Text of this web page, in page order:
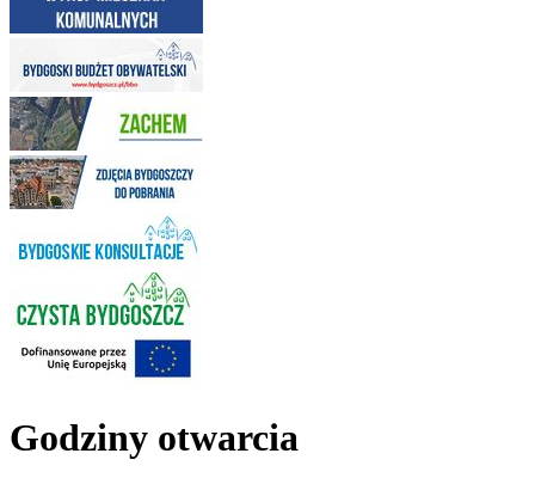
Godziny otwarcia